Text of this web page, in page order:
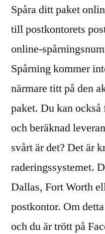
Spåra ditt paket
till postkontorets
online-
Spårning kommer
närmare titt på den
paket. Du kan
och beräknad
svårt är det? Det är
raderingssystemet.
Dallas, Fort Worth
postkontor. Om
och du är trött på